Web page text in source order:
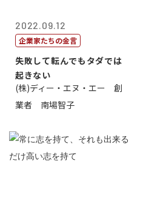
2022.09.12
企業家たちの金言
失敗して転んでもタダでは
起きない
(株)ディー・エヌ・エー 創
業者 南場智子